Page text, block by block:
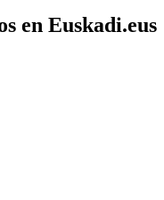
en Euskadi.eus